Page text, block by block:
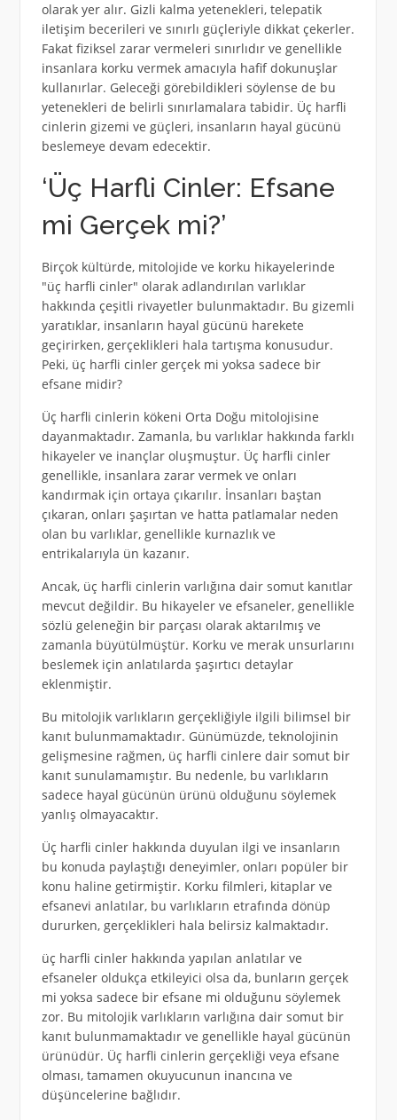
olarak yer alır. Gizli kalma yetenekleri, telepatik
iletişim becerileri ve sınırlı güçleriyle dikkat çekerler.
Fakat fiziksel zarar vermeleri sınırlıdır ve genellikle
insanlara korku vermek amacıyla hafif dokunuşlar
kullanırlar. Geleceği görebildikleri söylense de bu
yetenekleri de belirli sınırlamalara tabidir. Üç harfli
cinlerin gizemi ve güçleri, insanların hayal gücünü
beslemeye devam edecektir.
‘Üç Harfli Cinler: Efsane
mi Gerçek mi?’
Birçok kültürde, mitolojide ve korku hikayelerinde
"üç harfli cinler" olarak adlandırılan varlıklar
hakkında çeşitli rivayetler bulunmaktadır. Bu gizemli
yaratıklar, insanların hayal gücünü harekete
geçirirken, gerçeklikleri hala tartışma konusudur.
Peki, üç harfli cinler gerçek mi yoksa sadece bir
efsane midir?
Üç harfli cinlerin kökeni Orta Doğu mitolojisine
dayanmaktadır. Zamanla, bu varlıklar hakkında farklı
hikayeler ve inançlar oluşmuştur. Üç harfli cinler
genellikle, insanlara zarar vermek ve onları
kandırmak için ortaya çıkarılır. İnsanları baştan
çıkaran, onları şaşırtan ve hatta patlamalar neden
olan bu varlıklar, genellikle kurnazlık ve
entrikalarıyla ün kazanır.
Ancak, üç harfli cinlerin varlığına dair somut kanıtlar
mevcut değildir. Bu hikayeler ve efsaneler, genellikle
sözlü geleneğin bir parçası olarak aktarılmış ve
zamanla büyütülmüştür. Korku ve merak unsurlarını
beslemek için anlatılarda şaşırtıcı detaylar
eklenmiştir.
Bu mitolojik varlıkların gerçekliğiyle ilgili bilimsel bir
kanıt bulunmamaktadır. Günümüzde, teknolojinin
gelişmesine rağmen, üç harfli cinlere dair somut bir
kanıt sunulamamıştır. Bu nedenle, bu varlıkların
sadece hayal gücünün ürünü olduğunu söylemek
yanlış olmayacaktır.
Üç harfli cinler hakkında duyulan ilgi ve insanların
bu konuda paylaştığı deneyimler, onları popüler bir
konu haline getirmiştir. Korku filmleri, kitaplar ve
efsanevi anlatılar, bu varlıkların etrafında dönüp
dururken, gerçeklikleri hala belirsiz kalmaktadır.
üç harfli cinler hakkında yapılan anlatılar ve
efsaneler oldukça etkileyici olsa da, bunların gerçek
mi yoksa sadece bir efsane mi olduğunu söylemek
zor. Bu mitolojik varlıkların varlığına dair somut bir
kanıt bulunmamaktadır ve genellikle hayal gücünün
ürünüdür. Üç harfli cinlerin gerçekliği veya efsane
olması, tamamen okuyucunun inancına ve
düşüncelerine bağlıdır.